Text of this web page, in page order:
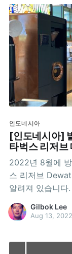
인도네시아
[인도네시아]
타벅스 리저
2022년 8월에
스 리저브
알려져 있습니
Experience
판데믹 직전에
Gilbok Lee
Aug 13, 2022